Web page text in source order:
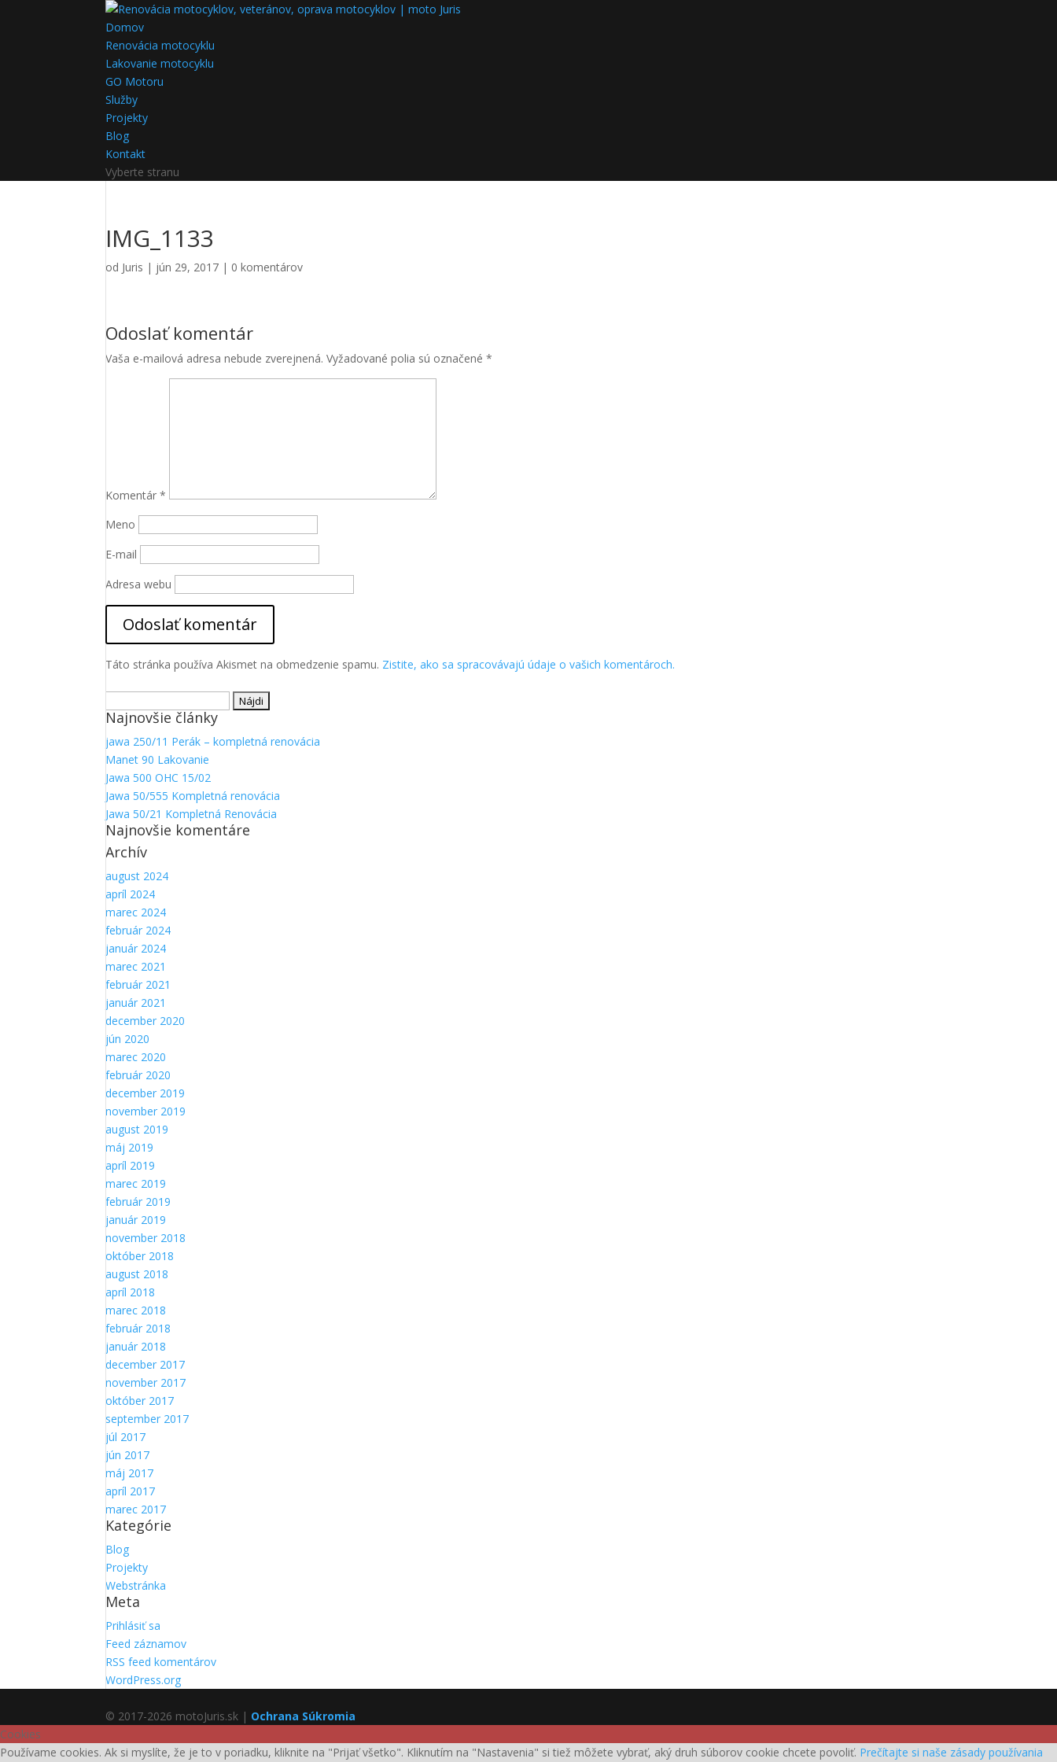
Domov
Renovácia motocyklu
Lakovanie motocyklu
GO Motoru
Služby
Projekty
Blog
Kontakt
Vyberte stranu
IMG_1133
od Juris | jún 29, 2017 | 0 komentárov
Odoslať komentár
Vaša e-mailová adresa nebude zverejnená. Vyžadované polia sú označené*
Komentár*
Meno
E-mail
Adresa webu
Táto stránka používa Akismet na obmedzenie spamu. Zistite, ako sa spracovávajú údaje o vašich komentároch.
Najnovšie články
jawa 250/11 Perák – kompletná renovácia
Manet 90 Lakovanie
Jawa 500 OHC 15/02
Jawa 50/555 Kompletná renovácia
Jawa 50/21 Kompletná Renovácia
Najnovšie komentáre
Archív
august 2024
apríl 2024
marec 2024
február 2024
január 2024
marec 2021
február 2021
január 2021
december 2020
jún 2020
marec 2020
február 2020
december 2019
november 2019
august 2019
máj 2019
apríl 2019
marec 2019
február 2019
január 2019
november 2018
október 2018
august 2018
apríl 2018
marec 2018
február 2018
január 2018
december 2017
november 2017
október 2017
september 2017
júl 2017
jún 2017
máj 2017
apríl 2017
marec 2017
Kategórie
Blog
Projekty
Webstránka
Meta
Prihlásiť sa
Feed záznamov
RSS feed komentárov
WordPress.org
© 2017-2026 motoJuris.sk | Ochrana Súkromia
Cookies
Používame cookies. Ak si myslíte, že je to v poriadku, kliknite na "Prijať všetko". Kliknutím na "Nastavenia" si tiež môžete vybrať, aký druh súborov cookie chcete povoliť. Prečítajte si naše zásady používania